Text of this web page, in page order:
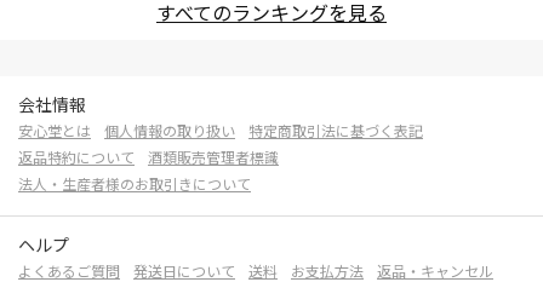
すべてのランキングを見る
会社情報
安心堂とは 個人情報の取り扱い
特定商取引法に基づく表記
返品特約について
酒類販売管理者標識
法人・生産者様のお取引きについて
ヘルプ
よくあるご質問 発送日について 送料 お支払方法
返品・キャンセル